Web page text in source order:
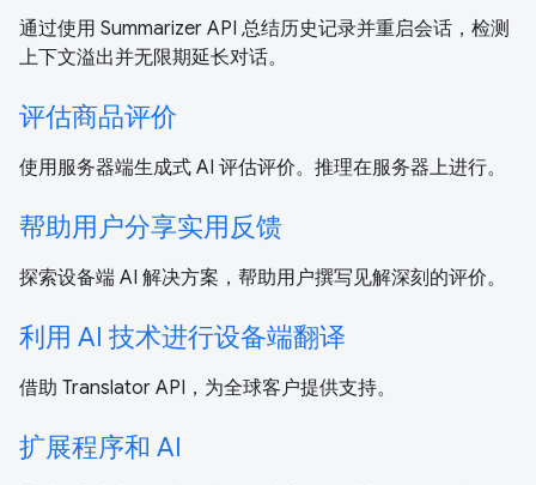
通过使用 Summarizer API 总结历史记录并重启会话，检测
上下文溢出并无限期延长对话。
评估商品评价
使用服务器端生成式 AI 评估评价。推理在服务器上进行。
帮助用户分享实用反馈
探索设备端 AI 解决方案，帮助用户撰写见解深刻的评价。
利用 AI 技术进行设备端翻译
借助 Translator API，为全球客户提供支持。
扩展程序和 AI